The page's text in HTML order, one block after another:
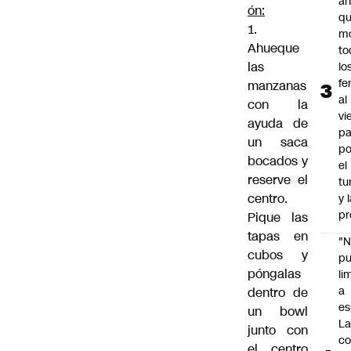
ón:
1.
Ahueque
las
manzanas
con la
ayuda de
un saca
bocados y
reserve el
centro.
Pique las
tapas en
cubos y
póngalas
dentro de
un bowl
junto con
al
el
y
a
La